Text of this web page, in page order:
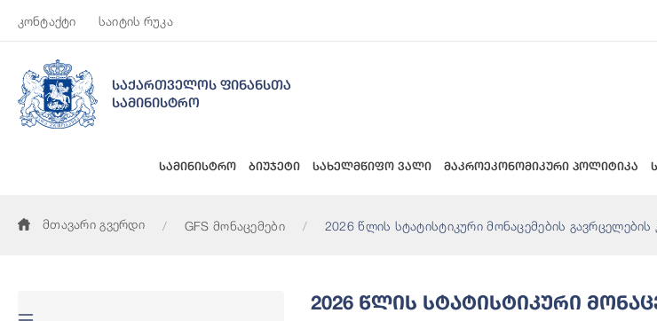
კონტაქტი საიტის რუკა
საქართველოს ფინანსთა
სამინისტრო
სამინისტრო ბიუჯეტი სახელმწიფო ვალი მაკროეკონომიკური პოლიტიკა
მთავარი გვერდი GFS მონაცემები 2026 წლის სტატისტიკური მონაცემების
2026 Წლის Სტატისტიკური